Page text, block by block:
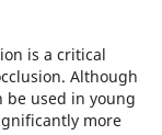
is a critical
Although
be used in young
more